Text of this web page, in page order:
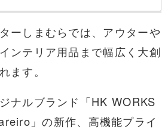
ーしまむらでは、アウターや
ンテリア用品まで幅広く大創
ます。
ナルブランド「HK WORKS
」の新作、高機能プライ